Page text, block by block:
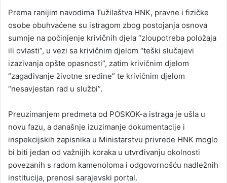
Prema ranijim navodima Tužilaštva HNK, pravne i fizičke
osobe obuhvaćene su istragom zbog postojanja osnova
sumnje na počinjenje krivičnih djela “zloupotreba položaja
ili ovlasti”, u vezi sa krivičnim djelom “teški slučajevi
izazivanja opšte opasnosti”, zatim krivičnim djelom
“zagađivanje životne sredine” te krivičnim djelom
“nesavjestan rad u službi”.
Preuzimanjem predmeta od POSKOK-a istraga je ušla u
novu fazu, a današnje izuzimanje dokumentacije i
inspekcijskih zapisnika u Ministarstvu privrede HNK moglo
bi biti jedan od važnijih koraka u utvrđivanju okolnosti
povezanih s radom kamenoloma i odgovornošću nadležnih
institucija, prenosi sarajevski portal.